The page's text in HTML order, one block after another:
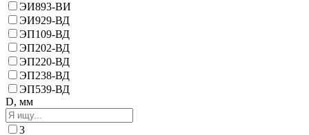
ЭИ893-ВИ
ЭИ929-ВД
ЭП109-ВД
ЭП202-ВД
ЭП220-ВД
ЭП238-ВД
ЭП539-ВД
D, мм
3